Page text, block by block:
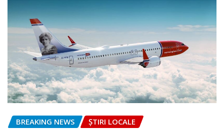
BREAKING NEWS ȘTIRI LOCALE